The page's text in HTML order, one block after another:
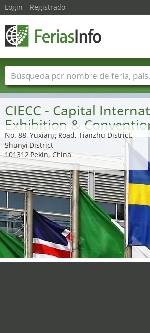
CIECC - Capital
Exhibition &
No. 88, Yuxiang Road, Tianzhu District,
Shunyi District
101312 Pekín, China
Login Registrado
Nombres de ferias Países
Sectores de ferias
Sectores de proveedor de servicios